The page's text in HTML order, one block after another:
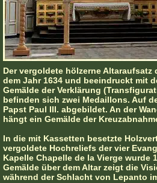
Der vergoldete hölzerne Altaraufsatz
dem Jahr 1634 und beeindruckt mit
Gemälde der Verklärung
befinden sich zwei Medaillons. Auf
Papst Paul III. abgebildet. An der
hängt ein Gemälde der
In die mit Kassetten besetzte
vergoldete Hochreliefs der vier
Kapelle Chapelle de la Vierge wurde
Gemälde über dem Altar zeigt die
während der Schlacht von Lepanto